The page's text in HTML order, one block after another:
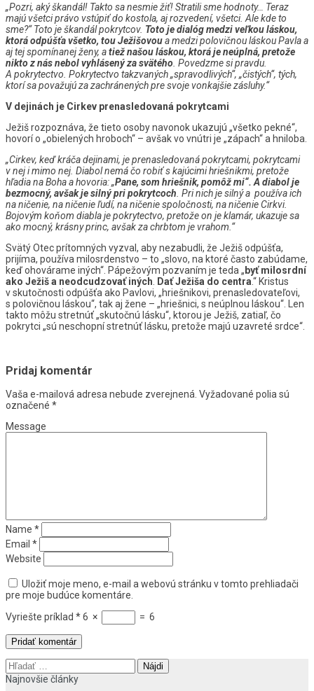
„Pozri, aký škandál! Takto sa nesmie žiť! Stratili sme hodnoty… Teraz
majú všetci právo vstúpiť do kostola, aj rozvedení, všetci. Ale kde to
sme?“ Toto je škandál pokrytcov. Toto je dialóg medzi veľkou láskou,
ktorá odpúšťa všetko, tou Ježišovoua medzi polovičnou láskou Pavla a
aj tej spomínanej ženy, atiež našou láskou, ktorá je neúplná, pretože
nikto z nás nebol vyhlásený za svätého . Povedzme si pravdu.
A pokrytectvo. Pokrytectvo takzvaných „spravodlivých“, „čistých“, tých,
ktorí sa považujú za zachránených pre svoje vonkajšie zásluhy.“
V dejinách je Cirkev prenasledovaná pokrytcami
Ježiš rozpoznáva, že tieto osoby navonok ukazujú „všetko pekné“,
hovorí o „obielených hroboch“ – avšak vo vnútri je „zápach“ a hniloba.
„Cirkev, keď kráča dejinami, je prenasledovaná pokrytcami, pokrytcami
v nej i mimo nej. Diabol nemá čo robiť s kajúcimi hriešnikmi, pretože
hľadia na Boha a hovoria: „Pane, som hriešnik, pomôž mi“. A diabol je
bezmocný, avšak je silný pri pokrytcoch . Pri nich je silný a používa ich
na ničenie, na ničenie ľudí, na ničenie spoločnosti, na ničenie Cirkvi.
Bojovým koňom diabla je pokrytectvo, pretože on je klamár, ukazuje sa
ako mocný, krásny princ, avšak za chrbtom je vrahom.“
Svätý Otec prítomných vyzval, aby nezabudli, že Ježiš odpúšťa,
prijíma, používa milosrdenstvo – to „slovo, na ktoré často zabúdame,
keď ohovárame iných“. Pápežovým pozvaním je teda „byť milosrdní
ako Ježiš a neodcudzovať iných Dať Ježiša do centra.“ Kristus
v skutočnosti odpúšťa ako Pavlovi, „hriešnikovi, prenasledovateľovi,
s polovičnou láskou“, tak aj žene – „hriešnici, s neúplnou láskou“. Len
takto môžu stretnúť „skutočnú lásku“, ktorou je Ježiš, zatiaľ, čo
pokrytci „sú neschopní stretnúť lásku, pretože majú uzavreté srdce“.
Pridaj komentár
Vaša e-mailová adresa nebude zverejnená. Vyžadované polia sú
označené *
Message
Name *
Email *
Website
Uložiť moje meno, e-mail a webovú stránku v tomto prehliadači
pre moje budúce komentáre.
Vyriešte príklad *6 × = 6
Hľadať:
Najnovšie články